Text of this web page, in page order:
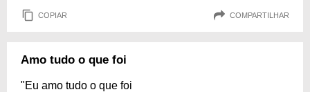
COPIAR COMPARTILHAR
Amo tudo o que foi
"Eu amo tudo o que foi